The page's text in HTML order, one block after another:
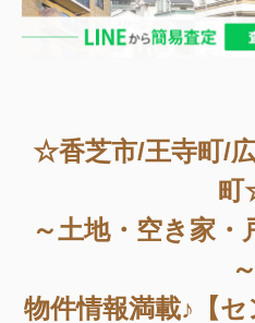
☆香芝市/王寺町/
～土地・空き家
～
物件情報満載♪【